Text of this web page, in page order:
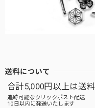
送料について
合計5,000円以上は送
追跡可能なクリックポスト配送
10日以内に発送いたします